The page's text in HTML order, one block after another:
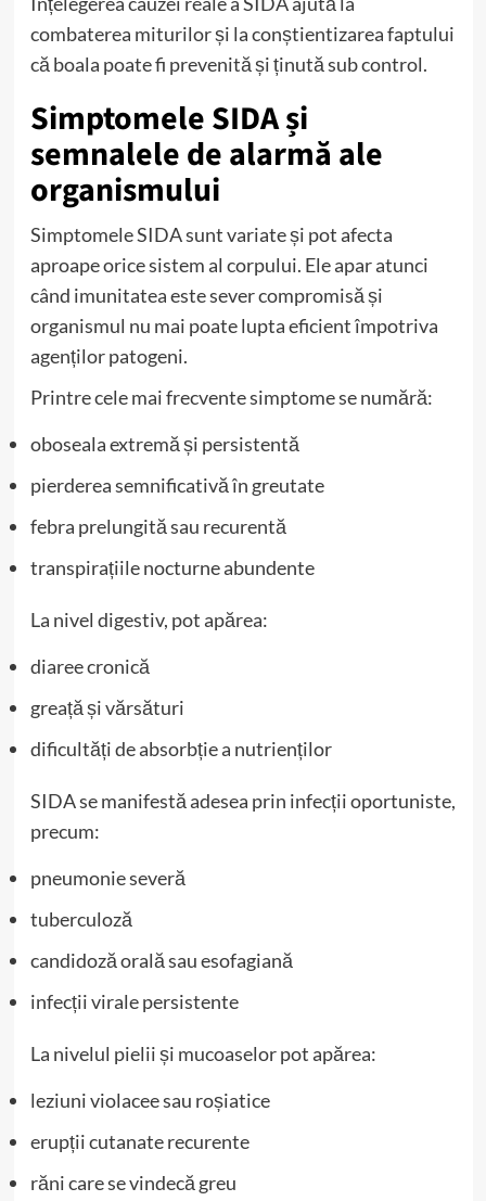
combaterea miturilor și la conștientizarea faptului
că boala poate fi prevenită și ținută sub control.
Simptomele SIDA și
semnalele de alarmă ale
organismului
Simptomele SIDA sunt variate și pot afecta
aproape orice sistem al corpului. Ele apar atunci
când imunitatea este sever compromisă și
organismul nu mai poate lupta eficient împotriva
agenților patogeni.
Printre cele mai frecvente simptome se numără:
oboseala extremă și persistentă
pierderea semnificativă în greutate
febra prelungită sau recurentă
transpirațiile nocturne abundente
La nivel digestiv, pot apărea:
diaree cronică
greață și vărsături
dificultăți de absorbție a nutrienților
SIDA se manifestă adesea prin infecții oportuniste,
precum:
pneumonie severă
tuberculoză
candidoză orală sau esofagiană
infecții virale persistente
La nivelul pielii și mucoaselor pot apărea:
leziuni violacee sau roșiatice
erupții cutanate recurente
răni care se vindecă greu